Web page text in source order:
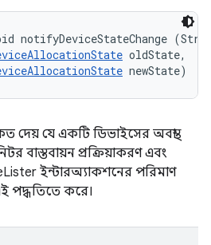
notifyDeviceStateChange
oldState,
newState)
দেয় যে একটি ডিভাইসের অবস্থা
বাস্তবায়ন প্রক্রিয়াকরণ এবং
ইন্টারঅ্যাকশনের পরিমাণ
পদ্ধতিতে করে।